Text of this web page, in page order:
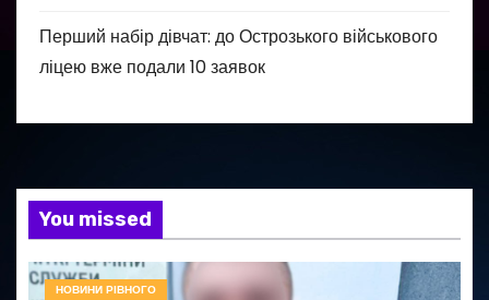
Перший набір дівчат: до Острозького військового
ліцею вже подали 10 заявок
You missed
НОВИНИ РІВНОГО